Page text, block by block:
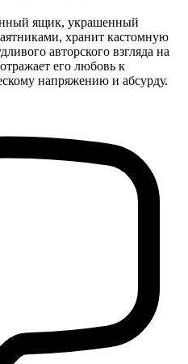
ящик, украшенный
хранит кастомную
авторского взгляда на
его любовь к
напряжению и абсурду.